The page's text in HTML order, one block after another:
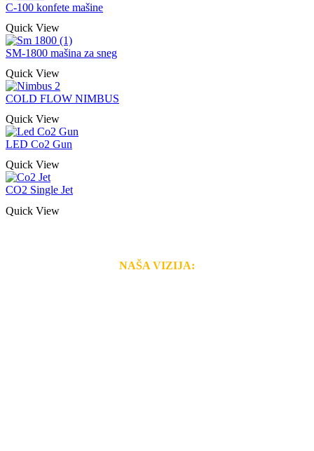
C-100 konfete mašine
Quick View
SM-1800 mašina za sneg
Quick View
COLD FLOW NIMBUS
Quick View
LED Co2 Gun
Quick View
CO2 Single Jet
Quick View
NAŠA VIZIJA: